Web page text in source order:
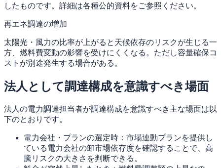
したものです。詳細は各種公的資料をご参照ください。
再エネ調達の増加
太陽光・風力の比率が上がると天候依存のリスクが生じる一
方、燃料費変動の影響を受けにくくなる。ただし容量確保コ
ストが別途発生する場合がある。
法人として調達構成を意識すべき場面
法人の電力調達担当者が調達構成を意識すべき主な場面は以
下のとおりです。
電力会社・プランの選定時： 市場連動プランを提供し
ている電力会社の卸市場依存度を確認することで、高
騰リスクの大きさを判断できる。